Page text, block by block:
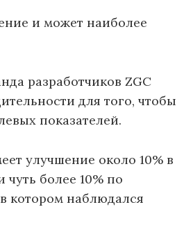
и может наиболее
разработчиков ZGC
для того, чтобы
показателей.
улучшение около 10% в
чуть более 10% по
котором наблюдался